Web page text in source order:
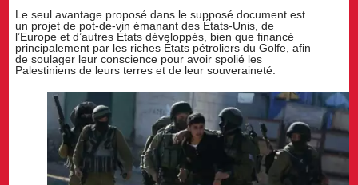
Le seul avantage proposé dans le supposé document est
un projet de pot-de-vin émanant des États-Unis, de
l’Europe et d’autres États développés, bien que financé
principalement par les riches États pétroliers du Golfe, afin
de soulager leur conscience pour avoir spolié les
Palestiniens de leurs terres et de leur souveraineté.